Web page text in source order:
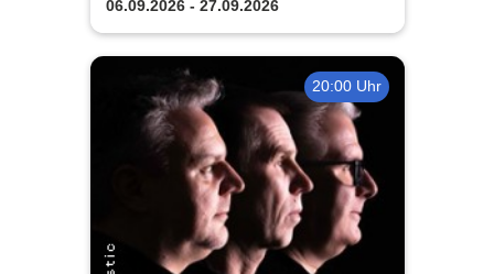
06.09.2026 - 27.09.2026
20:00 Uhr